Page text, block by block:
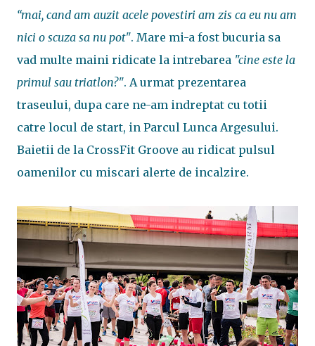
“mai, cand am auzit acele povestiri am zis ca eu nu am
nici o scuza sa nu pot". Mare mi-a fost bucuria sa
vad multe maini ridicate la intrebarea "cine este la
primul sau triatlon?". A urmat prezentarea
traseului, dupa care ne-am indreptat cu totii
catre locul de start, in Parcul Lunca Argesului.
Baietii de la CrossFit Groove au ridicat pulsul
oamenilor cu miscari alerte de incalzire.